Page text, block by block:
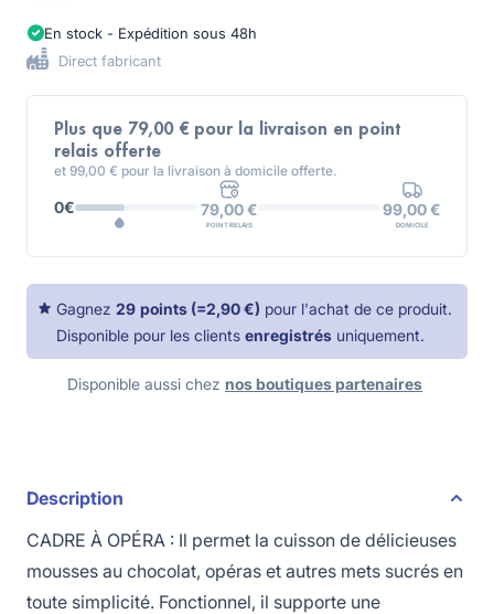
En stock - Expédition sous 48h
Direct fabricant
Plus que 79,00 € pour la livraison en point
relais offerte
et 99,00 € pour la livraison à domicile offerte.
0€ 79,00 €
POINT RELAIS
99,00 €
DOMICILE
Gagnez 29 points (=2,90 €) pour l'achat de ce produit.
Disponible pour les clients enregistrés uniquement.
Disponible aussi chez nos boutiques partenaires
Description
CADRE À OPÉRA : Il permet la cuisson de délicieuses
mousses au chocolat, opéras et autres mets sucrés en
toute simplicité. Fonctionnel, il supporte une